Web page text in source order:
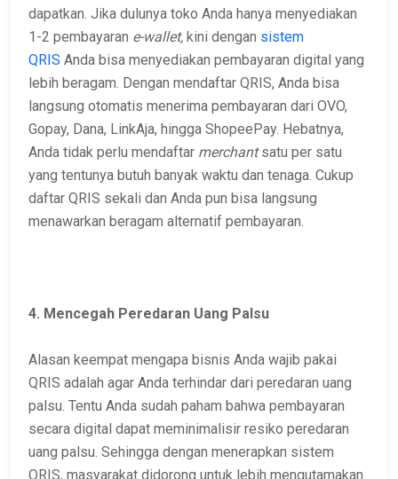
dapatkan. Jika dulunya toko Anda hanya menyediakan
1-2 pembayaran e-wallet, kini dengan sistem
QRIS Anda bisa menyediakan pembayaran digital yang
lebih beragam. Dengan mendaftar QRIS, Anda bisa
langsung otomatis menerima pembayaran dari OVO,
Gopay, Dana, LinkAja, hingga ShopeePay. Hebatnya,
Anda tidak perlu mendaftar merchantsatu per satu
yang tentunya butuh banyak waktu dan tenaga. Cukup
daftar QRIS sekali dan Anda pun bisa langsung
menawarkan beragam alternatif pembayaran.
4. Mencegah Peredaran Uang Palsu
Alasan keempat mengapa bisnis Anda wajib pakai
QRIS adalah agar Anda terhindar dari peredaran uang
palsu. Tentu Anda sudah paham bahwa pembayaran
secara digital dapat meminimalisir resiko peredaran
uang palsu. Sehingga dengan menerapkan sistem
QRIS, masyarakat didorong untuk lebih mengutamakan